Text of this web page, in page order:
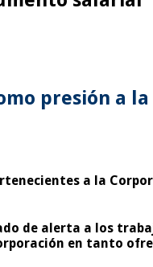
presión a
a la
de alerta a los
en tanto